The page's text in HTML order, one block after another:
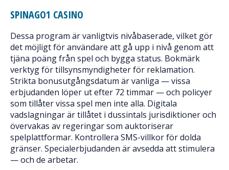
SPINAGO1 CASINO
Dessa program är vanligtvis nivåbaserade, vilket gör
det möjligt för användare att gå upp i nivå genom att
tjäna poäng från spel och bygga status. Bokmärk
verktyg för tillsynsmyndigheter för reklamation.
Strikta bonusutgångsdatum är vanliga — vissa
erbjudanden löper ut efter 72 timmar — och policyer
som tillåter vissa spel men inte alla. Digitala
vadslagningar är tillåtet i dussintals jurisdiktioner och
övervakas av regeringar som auktoriserar
spelplattformar. Kontrollera SMS-villkor för dolda
gränser. Specialerbjudanden är avsedda att stimulera
— och de arbetar.